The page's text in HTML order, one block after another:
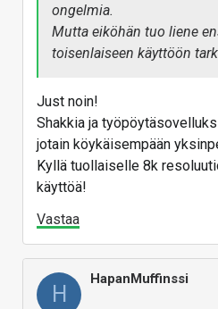
ongelmia.
Mutta eiköhän tuo liene
toisenlaiseen käyttöön
Just noin!
Shakkia ja
jotain köykäisempään
Kyllä tuollaiselle 8k
käyttöä!
Vastaa
H
HapanMuffinssi